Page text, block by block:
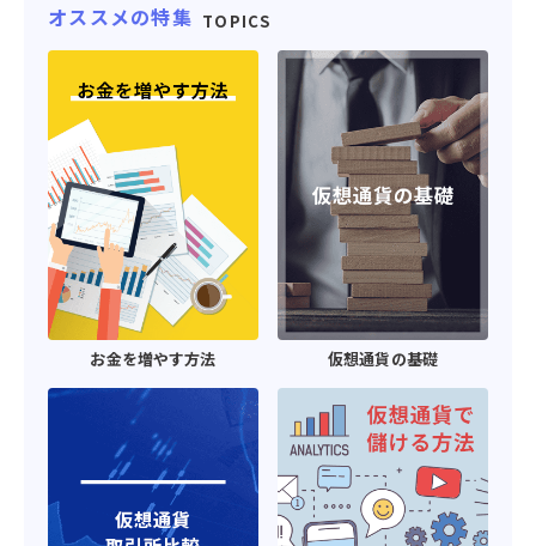
オススメの特集 TOPICS
お金を増やす方法 仮想通貨の基礎